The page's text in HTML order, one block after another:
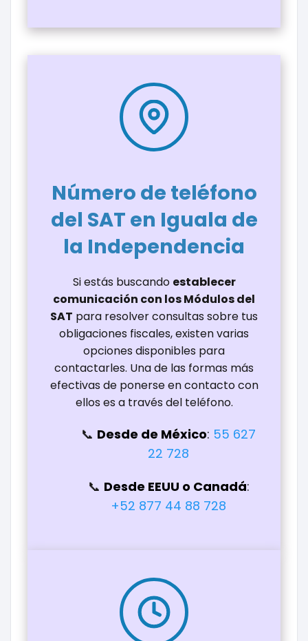
Número de teléfono
del SAT en Iguala de
la Independencia
Si estás buscando establecer
comunicación con los Módulos del
SAT para resolver consultas sobre tus
obligaciones fiscales, existen varias
opciones disponibles para
contactarles. Una de las formas más
efectivas de ponerse en contacto con
ellos es a través del teléfono.
Desde de México: 55 627
22 728
Desde EEUU o Canadá:
+52 877 44 88 728